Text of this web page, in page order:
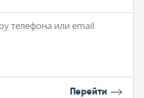
телефона или email
Перейти